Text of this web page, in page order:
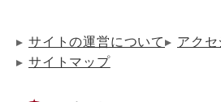
サイトの運営について
アク
サイトマップ